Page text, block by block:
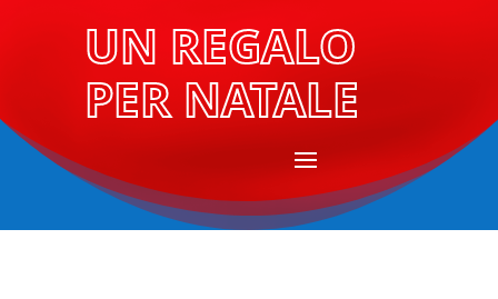
UN REGALO
PER NATALE